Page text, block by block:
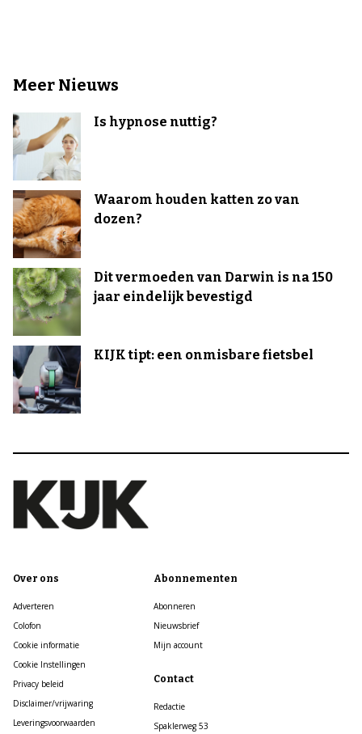
Meer Nieuws
Is hypnose nuttig?
Waarom houden katten zo van
dozen?
Dit vermoeden van Darwin is na 150
jaar eindelijk bevestigd
KIJK tipt: een onmisbare fietsbel
Over ons
Adverteren
Colofon
Cookie informatie
Cookie Instellingen
Privacy beleid
Disclaimer/vrijwaring
Leveringsvoorwaarden
Abonnementen
Abonneren
Nieuwsbrief
Mijn account
Contact
Redactie
Spaklerweg 53